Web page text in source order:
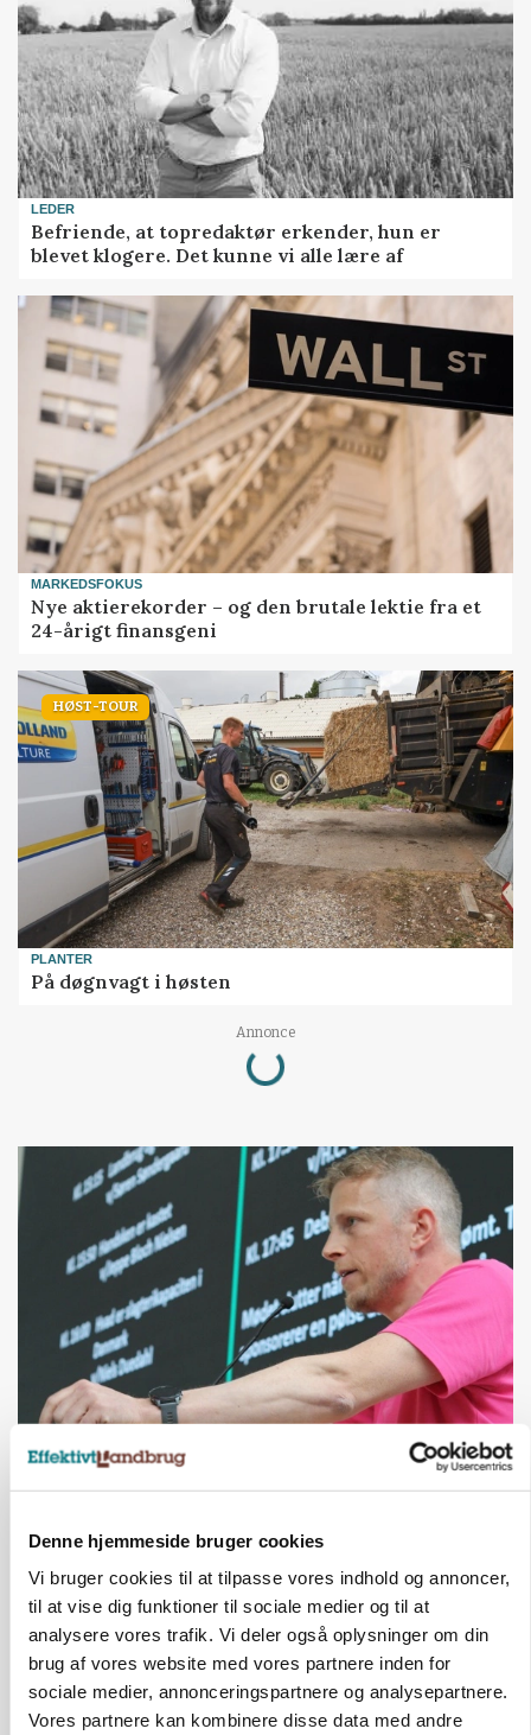
Denne hjemmeside bruger cookies
Vi bruger cookies til at tilpasse vores indhold og annoncer,
til at vise dig funktioner til sociale medier og til at
analysere vores trafik. Vi deler også oplysninger om din
brug af vores website med vores partnere inden for
sociale medier, annonceringspartnere og analysepartnere.
Vores partnere kan kombinere disse data med andre
LEDER
Befriende, at topredaktør erkender, hun er
blevet klogere. Det kunne vi alle lære af
MARKEDSFOKUS
Nye aktierekorder – og den brutale lektie fra et
24-årigt finansgeni
HØST-TOUR
PLANTER
På døgnvagt i høsten
Annonce
Loading...
Svineproducenter kalder Danish Crowns pris en
Annonce